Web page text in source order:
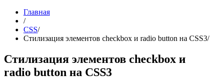
Главная
/
CSS/
Стилизация элементов checkbox и radio button на CSS3/
Стилизация элементов checkbox и
radio button на CSS3